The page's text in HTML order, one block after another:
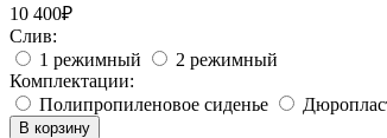
10 400₽
Слив:
1 режимный
2 режимный
Комплектации:
Полипропиленовое сиденье
В корзину